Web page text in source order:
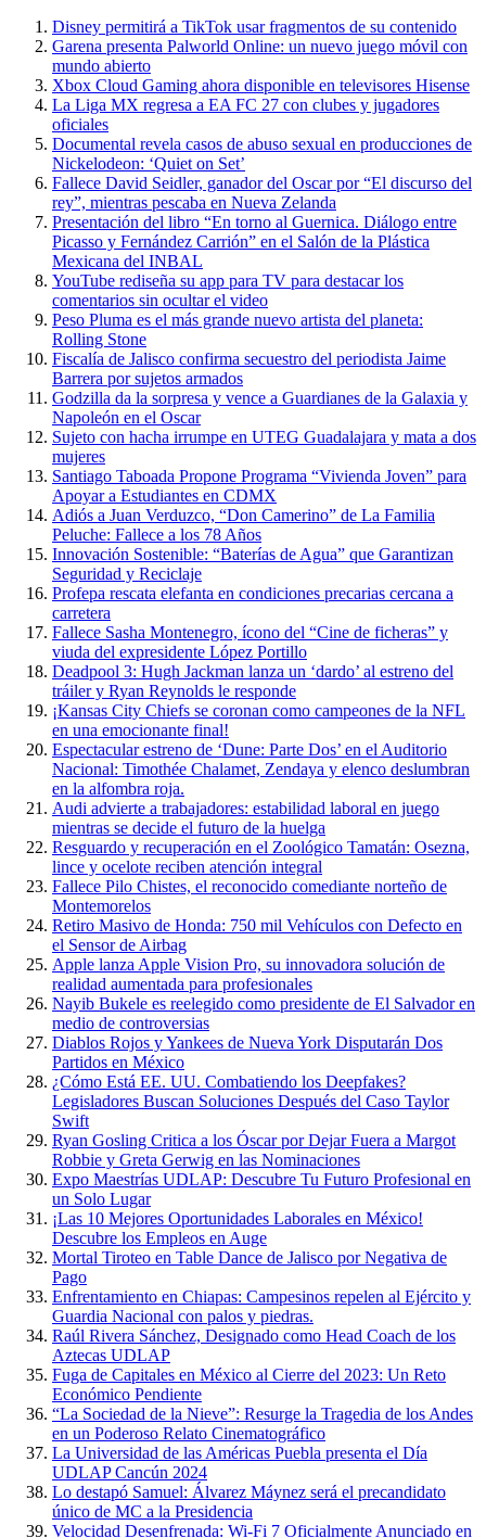
Disney permitirá a TikTok usar fragmentos de su contenido
Garena presenta Palworld Online: un nuevo juego móvil con
mundo abierto
Xbox Cloud Gaming ahora disponible en televisores Hisense
La Liga MX regresa a EA FC 27 con clubes y jugadores
oficiales
Documental revela casos de abuso sexual en producciones de
Nickelodeon: ‘Quiet on Set’
Fallece David Seidler, ganador del Oscar por “El discurso del
rey”, mientras pescaba en Nueva Zelanda
Presentación del libro “En torno al Guernica. Diálogo entre
Picasso y Fernández Carrión” en el Salón de la Plástica
Mexicana del INBAL
YouTube rediseña su app para TV para destacar los
comentarios sin ocultar el video
Peso Pluma es el más grande nuevo artista del planeta:
Rolling Stone
Fiscalía de Jalisco confirma secuestro del periodista Jaime
Barrera por sujetos armados
Godzilla da la sorpresa y vence a Guardianes de la Galaxia y
Napoleón en el Oscar
Sujeto con hacha irrumpe en UTEG Guadalajara y mata a dos
mujeres
Santiago Taboada Propone Programa “Vivienda Joven” para
Apoyar a Estudiantes en CDMX
Adiós a Juan Verduzco, “Don Camerino” de La Familia
Peluche: Fallece a los 78 Años
Innovación Sostenible: “Baterías de Agua” que Garantizan
Seguridad y Reciclaje
Profepa rescata elefanta en condiciones precarias cercana a
carretera
Fallece Sasha Montenegro, ícono del “Cine de ficheras” y
viuda del expresidente López Portillo
Deadpool 3: Hugh Jackman lanza un ‘dardo’ al estreno del
tráiler y Ryan Reynolds le responde
¡Kansas City Chiefs se coronan como campeones de la NFL
en una emocionante final!
Espectacular estreno de ‘Dune: Parte Dos’ en el Auditorio
Nacional: Timothée Chalamet, Zendaya y elenco deslumbran
en la alfombra roja.
Audi advierte a trabajadores: estabilidad laboral en juego
mientras se decide el futuro de la huelga
Resguardo y recuperación en el Zoológico Tamatán: Osezna,
lince y ocelote reciben atención integral
Fallece Pilo Chistes, el reconocido comediante norteño de
Montemorelos
Retiro Masivo de Honda: 750 mil Vehículos con Defecto en
el Sensor de Airbag
Apple lanza Apple Vision Pro, su innovadora solución de
realidad aumentada para profesionales
Nayib Bukele es reelegido como presidente de El Salvador en
medio de controversias
Diablos Rojos y Yankees de Nueva York Disputarán Dos
Partidos en México
¿Cómo Está EE. UU. Combatiendo los Deepfakes?
Legisladores Buscan Soluciones Después del Caso Taylor
Swift
Ryan Gosling Critica a los Óscar por Dejar Fuera a Margot
Robbie y Greta Gerwig en las Nominaciones
Expo Maestrías UDLAP: Descubre Tu Futuro Profesional en
un Solo Lugar
¡Las 10 Mejores Oportunidades Laborales en México!
Descubre los Empleos en Auge
Mortal Tiroteo en Table Dance de Jalisco por Negativa de
Pago
Enfrentamiento en Chiapas: Campesinos repelen al Ejército y
Guardia Nacional con palos y piedras.
Raúl Rivera Sánchez, Designado como Head Coach de los
Aztecas UDLAP
Fuga de Capitales en México al Cierre del 2023: Un Reto
Económico Pendiente
“La Sociedad de la Nieve”: Resurge la Tragedia de los Andes
en un Poderoso Relato Cinematográfico
La Universidad de las Américas Puebla presenta el Día
UDLAP Cancún 2024
Lo destapó Samuel: Álvarez Máynez será el precandidato
único de MC a la Presidencia
Velocidad Desenfrenada: Wi-Fi 7 Oficialmente Anunciado en